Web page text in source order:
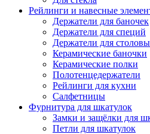
Рейлинги и навесные
Держатели для баночек
Держатели для специй
Держатели для
Керамические баночки
Керамические полки
Полотенцедержатели
Рейлинги для кухни
Салфетницы
Фурнитура для шкатулок
Замки и защёлки для
Петли для шкатулок